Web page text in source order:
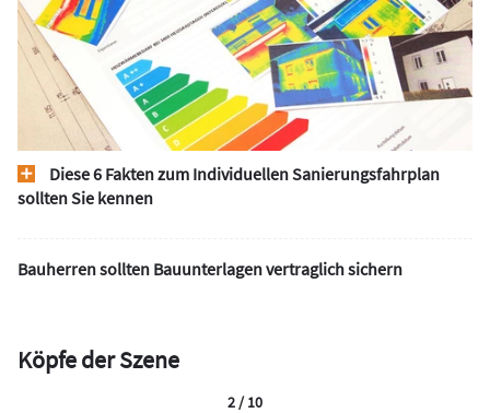
Diese 6 Fakten zum Individuellen Sanierungsfahrplan
sollten Sie kennen
Bauherren sollten Bauunterlagen vertraglich sichern
Köpfe der Szene
2 / 10